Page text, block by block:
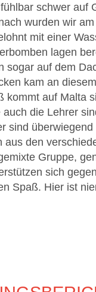
schwer auf
wurden wir
mit einer
lagen
sogar auf dem
kam an
kommt auf Malta
auch die Lehrer
sind
aus den
Gruppe,
sich
Spaß. Hier ist